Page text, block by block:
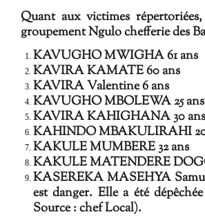
Quant aux victimes
groupement Ngulo chefferie des
KAVUGHO MWIGHA 61 ans
KAVIRA KAMATE 60 ans
KAVIRA Valentine 6 ans
KAVUGHO MBOLEWA 25 ans
KAVIRA KAHIGHANA 30 ans
KAHINDO MBAKULIRAHI
KAKULE MUMBERE 32 ans
KAKULE MATENDERE
KASEREKA MASEHYA
est danger. Elle a été
Source : chef Local).